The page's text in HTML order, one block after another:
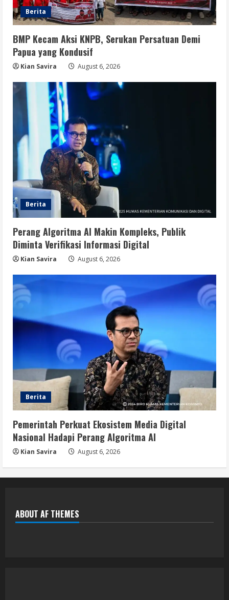
Berita
BMP Kecam Aksi KNPB, Serukan Persatuan Demi
Papua yang Kondusif
Kian Savira August 6, 2026
Berita
Perang Algoritma AI Makin Kompleks, Publik
Diminta Verifikasi Informasi Digital
Kian Savira August 6, 2026
Berita
Pemerintah Perkuat Ekosistem Media Digital
Nasional Hadapi Perang Algoritma AI
Kian Savira August 6, 2026
ABOUT AF THEMES